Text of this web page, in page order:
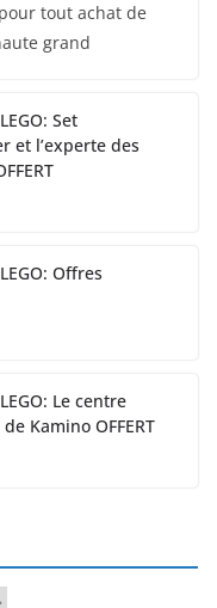
tout achat de
grand
Set
et l’experte des
Offres
Le centre
Kamino OFFERT